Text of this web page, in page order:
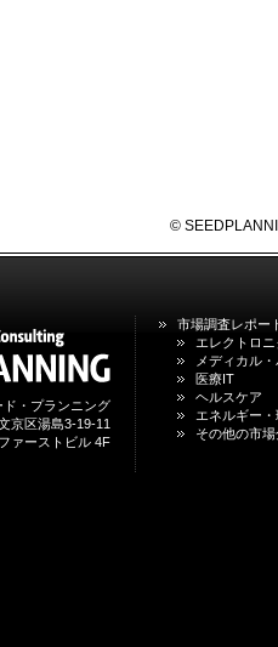
©
・プランニング
京区湯島3-19-11
ァーストビル 4F
市場調査レポー
エレクトロ
メディカル
医療IT
ヘルスケア
エネルギー
その他の市